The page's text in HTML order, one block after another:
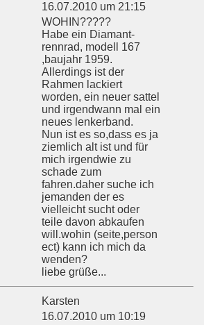
16.07.2010 um 21:15
WOHIN?????
Habe ein Diamant-
rennrad, modell 167
,baujahr 1959.
Allerdings ist der
Rahmen lackiert
worden, ein neuer sattel
und irgendwann mal ein
neues lenkerband.
Nun ist es so,dass es ja
ziemlich alt ist und für
mich irgendwie zu
schade zum
fahren.daher suche ich
jemanden der es
vielleicht sucht oder
teile davon abkaufen
will.wohin (seite,person
ect) kann ich mich da
wenden?
liebe grüße...
Karsten
16.07.2010 um 10:19